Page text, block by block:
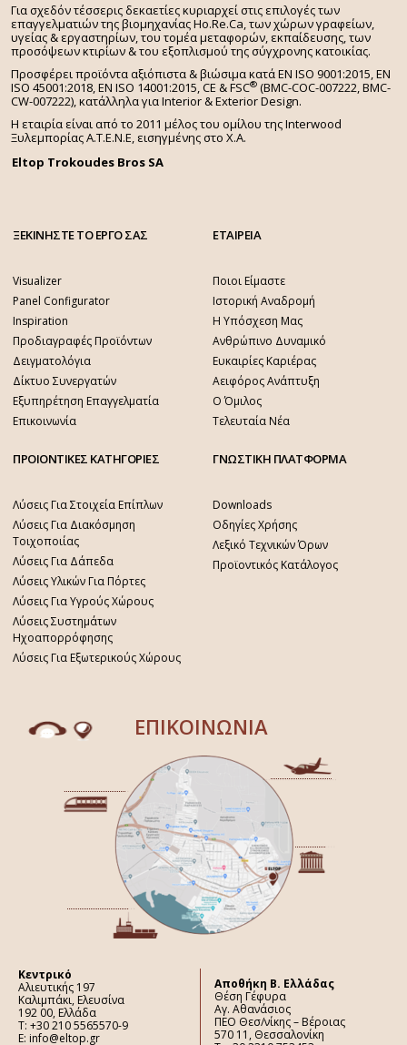
Για σχεδόν τέσσερις δεκαετίες κυριαρχεί στις επιλογές των
επαγγελματιών της βιομηχανίας Ho.Re.Ca, των χώρων γραφείων,
υγείας & εργαστηρίων, του τομέα μεταφορών, εκπαίδευσης, των
προσόψεων κτιρίων & του εξοπλισμού της σύγχρονης κατοικίας.
Προσφέρει προϊόντα αξιόπιστα & βιώσιμα κατά EN ISO 9001:2015, EN
ISO 45001:2018, EN ISO 14001:2015,CE & FSC® (BMC-COC-007222, BMC-
CW-007222), κατάλληλα για Interior & Exterior Design.
Η εταιρία είναι από το 2011 μέλος του ομίλου της Interwood
Ξυλεμπορίας Α.Τ.Ε.Ν.Ε, εισηγμένης στο Χ.A.
Eltop Trokoudes Bros SA
ΞΕΚΙΝΗΣΤΕ ΤΟ ΕΡΓΟ ΣΑΣ
Visualizer
Panel Configurator
Inspiration
Προδιαγραφές Προϊόντων
Δειγματολόγια
Δίκτυο Συνεργατών
Εξυπηρέτηση Επαγγελματία
Επικοινωνία
ΕΤΑΙΡΕΙΑ
Ποιοι Είμαστε
Ιστορική Αναδρομή
Η Υπόσχεση Μας
Ανθρώπινο Δυναμικό
Ευκαιρίες Καριέρας
Αειφόρος Ανάπτυξη
Ο Όμιλος
Τελευταία Νέα
ΠΡΟΙΟΝΤΙΚΕΣ ΚΑΤΗΓΟΡΙΕΣ
Λύσεις Για Στοιχεία Επίπλων
Λύσεις Για Διακόσμηση
Τοιχοποιίας
Λύσεις Για Δάπεδα
Λύσεις Υλικών Για Πόρτες
Λύσεις Για Υγρούς Χώρους
Λύσεις Συστημάτων
Ηχοαπορρόφησης
Λύσεις Για Εξωτερικούς Χώρους
ΓΝΩΣΤΙΚΗ ΠΛΑΤΦΟΡΜΑ
Downloads
Οδηγίες Χρήσης
Λεξικό Τεχνικών Όρων
Προϊοντικός Κατάλογος
ΕΠΙΚΟΙΝΩΝΙΑ
Κεντρικό
Αλιευτικής 197
Καλιμπάκι, Ελευσίνα
192 00, Ελλάδα
Τ: +30 210 5565570-9
E: info@eltop.gr
Aποθήκη Β. Ελλάδας
Θέση Γέφυρα
Αγ. Αθανάσιος
ΠΕΟ Θεσ/νίκης – Βέροιας
570 11, Θεσσαλονίκη